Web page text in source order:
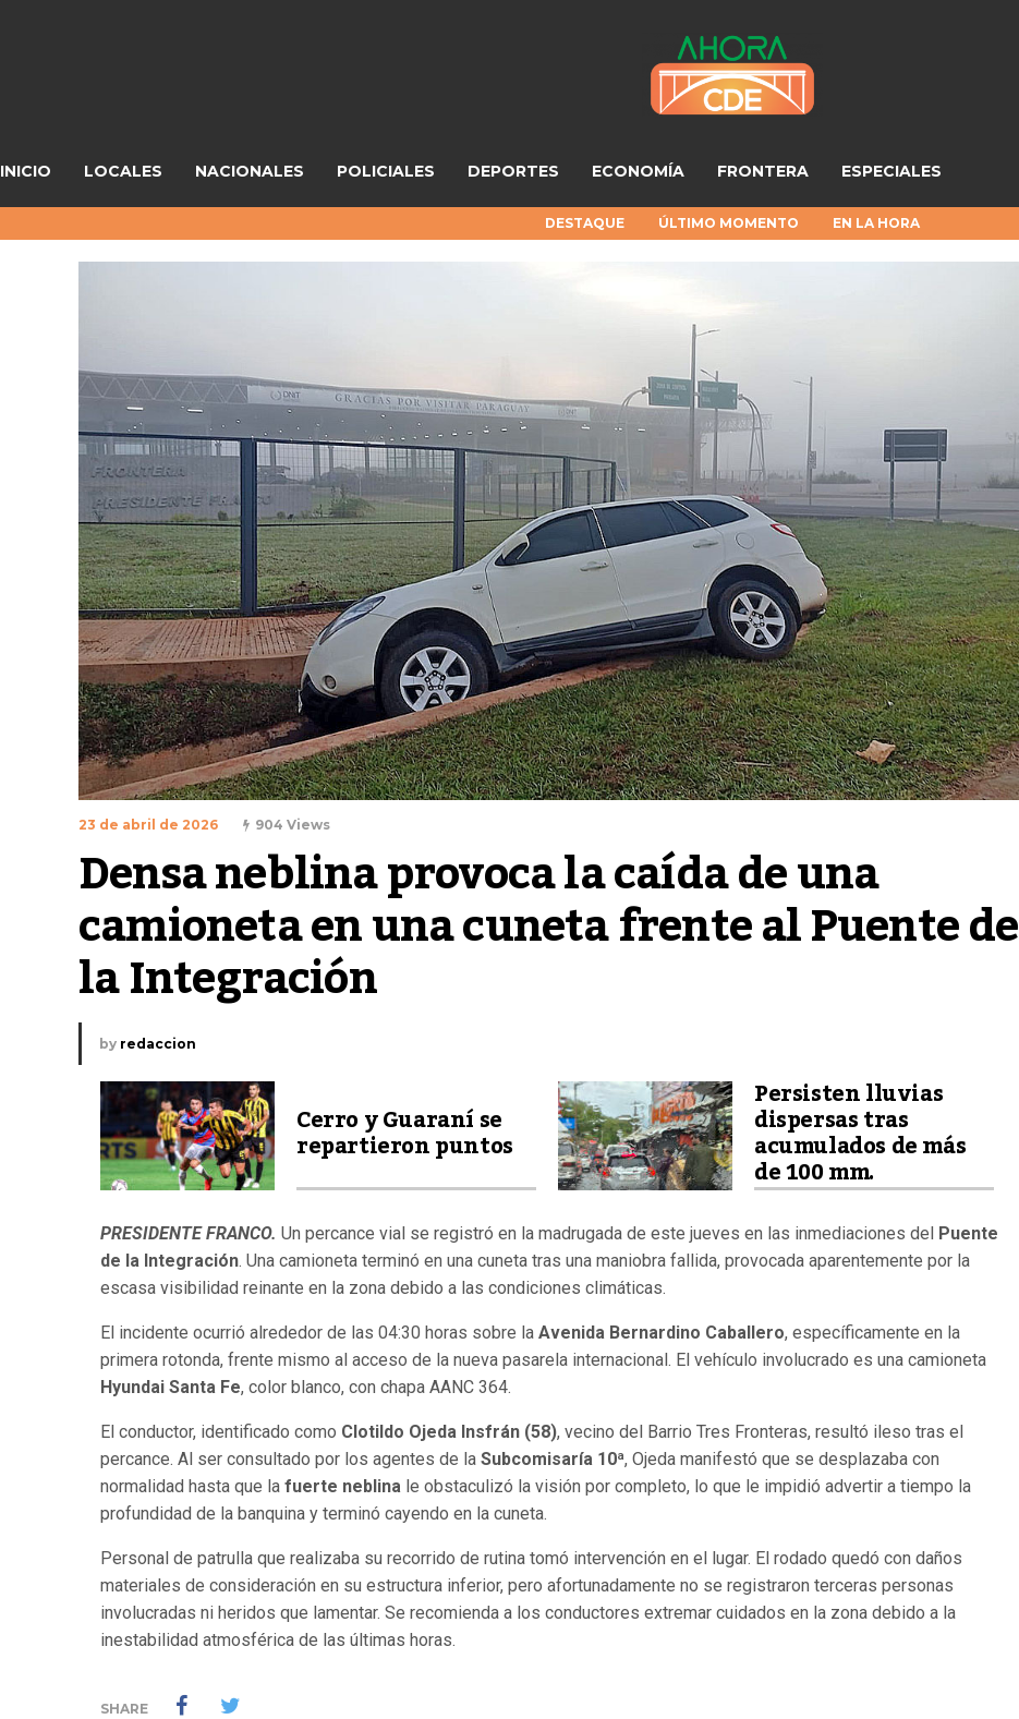
INICIO LOCALES NACIONALES POLICIALES DEPORTES ECONOMÍA FRONTERA ESPECIALES
DESTAQUE ÚLTIMO MOMENTO EN LA HORA
23 de abril de 2026 904 Views
Densa neblina provoca la caída de una
camioneta en una cuneta frente al Puente de
la Integración
by redaccion
Cerro y Guaraní se
repartieron puntos
Persisten lluvias
dispersas tras
acumulados de más
de 100 mm.
PRESIDENTE FRANCO. Un percance vial se registró en la madrugada de este jueves en las inmediaciones del
Puente
de la Integración. Una camioneta terminó en una cuneta tras una maniobra fallida, provocada aparentemente por la
escasa visibilidad reinante en la zona debido a las condiciones climáticas.
El incidente ocurrió alrededor de las 04:30 horas sobre la Avenida Bernardino Caballero, específicamente en la
primera rotonda, frente mismo al acceso de la nueva pasarela internacional. El vehículo involucrado es una camioneta
Hyundai Santa Fe, color blanco, con chapa AANC 364.
El conductor, identificado como Clotildo Ojeda Insfrán (58), vecino del Barrio Tres Fronteras, resultó ileso tras el
percance. Al ser consultado por los agentes de la Subcomisaría 10ª, Ojeda manifestó que se desplazaba con
normalidad hasta que la fuerte neblina le obstaculizó la visión por completo, lo que le impidió advertir a tiempo la
profundidad de la banquina y terminó cayendo en la cuneta.
Personal de patrulla que realizaba su recorrido de rutina tomó intervención en el lugar. El rodado quedó con daños
materiales de consideración en su estructura inferior, pero afortunadamente no se registraron terceras personas
involucradas ni heridos que lamentar. Se recomienda a los conductores extremar cuidados en la zona debido a la
inestabilidad atmosférica de las últimas horas.
SHARE